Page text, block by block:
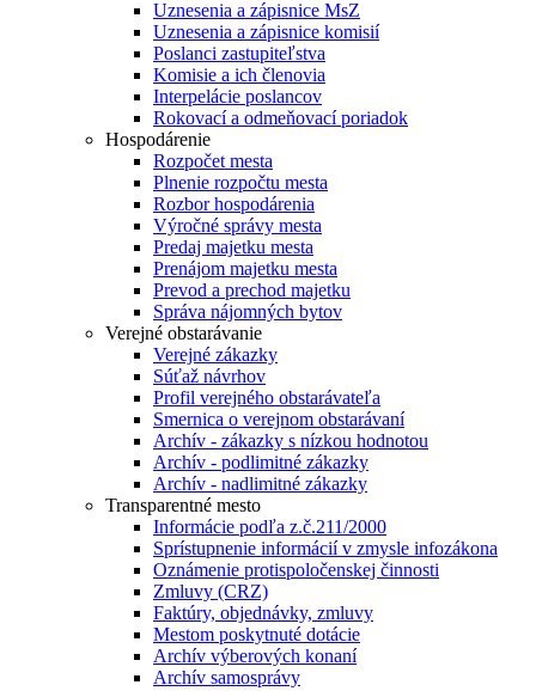
Uznesenia a zápisnice MsZ
Uznesenia a zápisnice komisií
Poslanci zastupiteľstva
Komisie a ich členovia
Interpelácie poslancov
Rokovací a odmeňovací poriadok
Hospodárenie
Rozpočet mesta
Plnenie rozpočtu mesta
Rozbor hospodárenia
Výročné správy mesta
Predaj majetku mesta
Prenájom majetku mesta
Prevod a prechod majetku
Správa nájomných bytov
Verejné obstarávanie
Verejné zákazky
Súťaž návrhov
Profil verejného obstarávateľa
Smernica o verejnom obstarávaní
Archív - zákazky s nízkou hodnotou
Archív - podlimitné zákazky
Archív - nadlimitné zákazky
Transparentné mesto
Informácie podľa z.č.211/2000
Sprístupnenie informácií v zmysle infozákona
Oznámenie protispoločenskej činnosti
Zmluvy (CRZ)
Faktúry, objednávky, zmluvy
Mestom poskytnuté dotácie
Archív výberových konaní
Archív samosprávy